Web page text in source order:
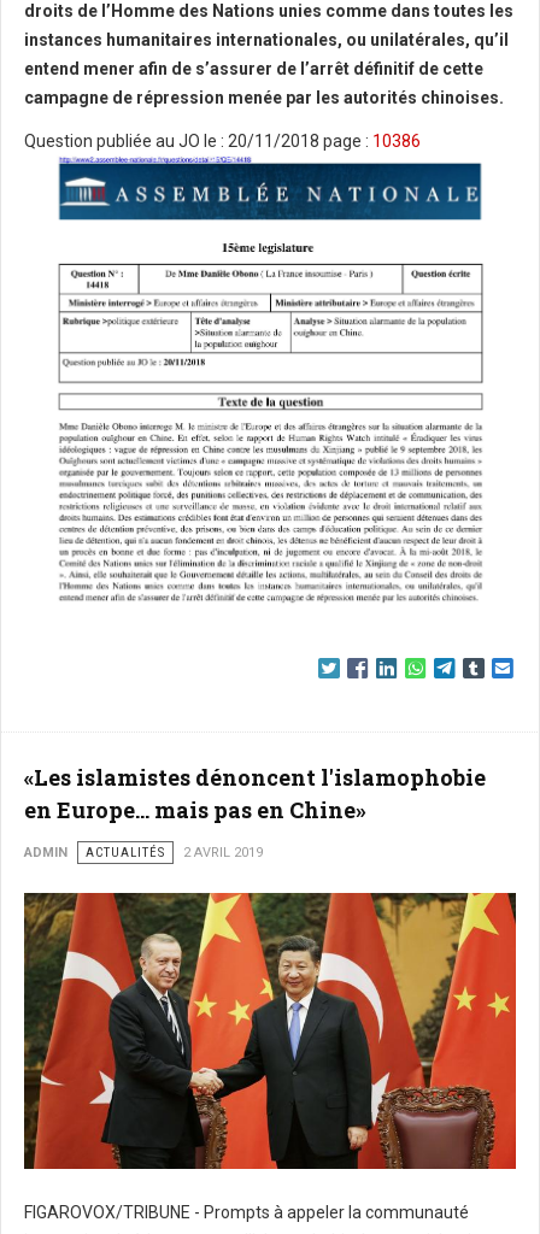
droits de l’Homme des Nations unies comme dans toutes les
instances humanitaires internationales, ou unilatérales, qu’il
entend mener afin de s’assurer de l’arrêt définitif de cette
campagne de répression menée par les autorités chinoises.
Question publiée au JO le : 20/11/2018 page : 10386
«Les islamistes dénoncent l'islamophobie
en Europe... mais pas en Chine»
ADMIN ACTUALITÉS 2 AVRIL 2019
FIGAROVOX/TRIBUNE - Prompts à appeler la communauté